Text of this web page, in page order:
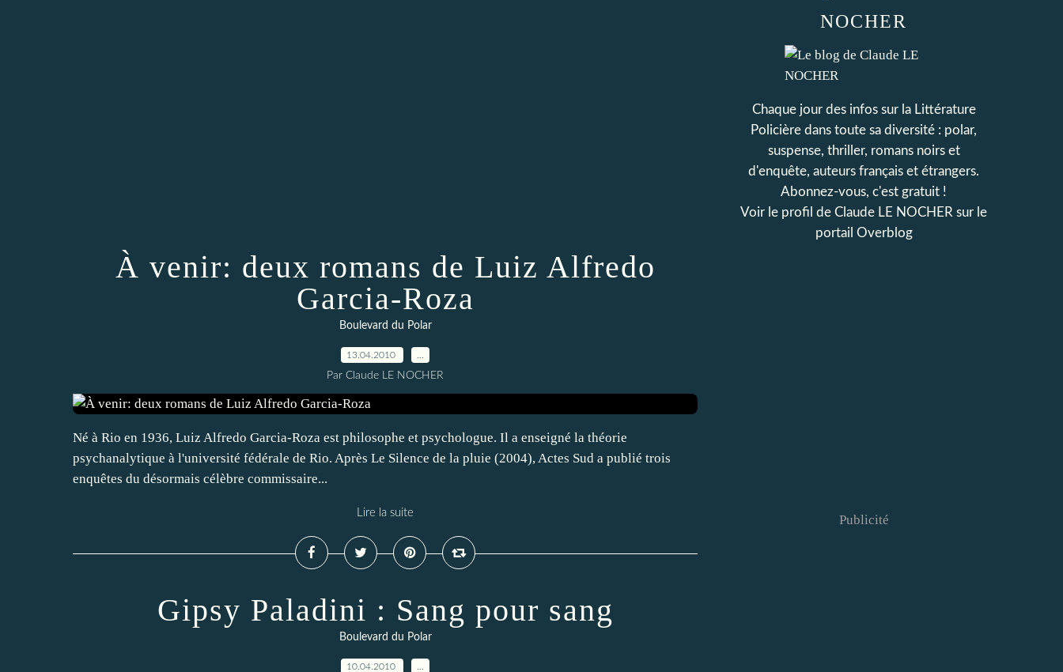
À venir: deux romans de Luiz Alfredo
Garcia-Roza
Boulevard du Polar
13.04.2010
Par Claude LE NOCHER
Né à Rio en 1936, Luiz Alfredo Garcia-Roza est philosophe et psychologue. Il a enseigné la théorie
psychanalytique à l'université fédérale de Rio. Après Le Silence de la pluie (2004), Actes Sud a publié trois
enquêtes du désormais célèbre commissaire...
Lire la suite
Gipsy Paladini : Sang pour sang
Boulevard du Polar
10.04.2010
NOCHER
Chaque jour des infos sur la Littérature
Policière dans toute sa diversité : polar,
suspense, thriller, romans noirs et
d'enquête, auteurs français et étrangers.
Abonnez-vous, c'est gratuit !
Voir le profil de Claude LE NOCHER sur le
portail Overblog
Publicité